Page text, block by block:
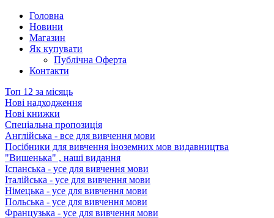
Головна
Новини
Магазин
Як купувати
Публічна Оферта
Контакти
Топ 12 за місяць
Нові надходження
Нові книжки
Спеціальна пропозиція
Англійська - все для вивчення мови
Посібники для вивчення іноземних мов видавництва
"Вишенька" , наші видання
Іспанська - усе для вивчення мови
Італійська - усе для вивчення мови
Німецька - усе для вивчення мови
Польська - усе для вивчення мови
Французька - усе для вивчення мови